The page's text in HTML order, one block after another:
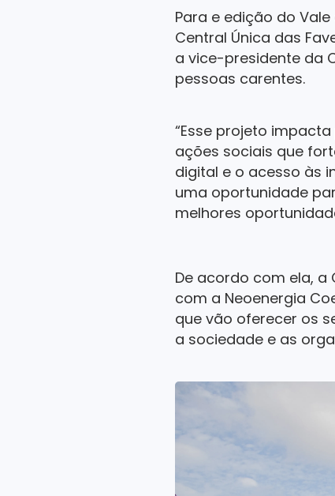
Para e edição do
Central Única das
a vice-presidente da
pessoas carentes.
“Esse projeto
ações sociais que
digital e o acesso às
uma oportunidade
melhores
De acordo com ela,
com a Neoenergia
que vão oferecer os
a sociedade e as